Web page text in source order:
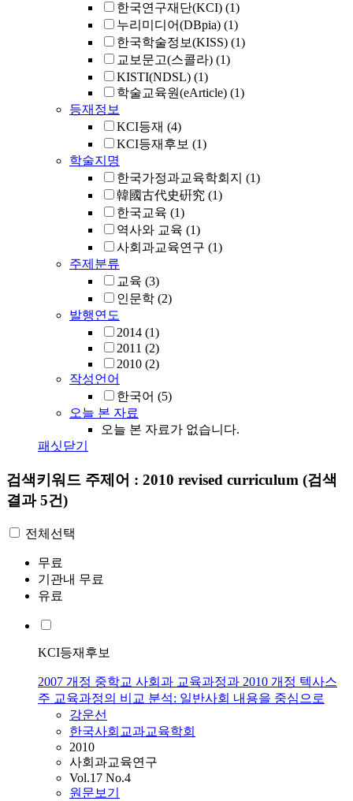
한국연구재단(KCI) (1)
누리미디어(DBpia) (1)
한국학술정보(KISS) (1)
교보문고(스콜라) (1)
KISTI(NDSL) (1)
학술교육원(eArticle) (1)
등재정보
KCI등재 (4)
KCI등재후보 (1)
학술지명
한국가정과교육학회지 (1)
韓國古代史硏究 (1)
한국교육 (1)
역사와 교육 (1)
사회과교육연구 (1)
주제분류
교육 (3)
인문학 (2)
발행연도
2014 (1)
2011 (2)
2010 (2)
작성언어
한국어 (5)
오늘 본 자료
오늘 본 자료가 없습니다.
패싯닫기
검색키워드 주제어 : 2010 revised curriculum (검색
결과 5건)
전체선택
무료
기관내 무료
유료
KCI등재후보
2007 개정 중학교 사회과 교육과정과 2010 개정 텍사스
주 교육과정의 비교 분석: 일반사회 내용을 중심으로
강운선
한국사회교과교육학회
2010
사회과교육연구
Vol.17 No.4
원문보기